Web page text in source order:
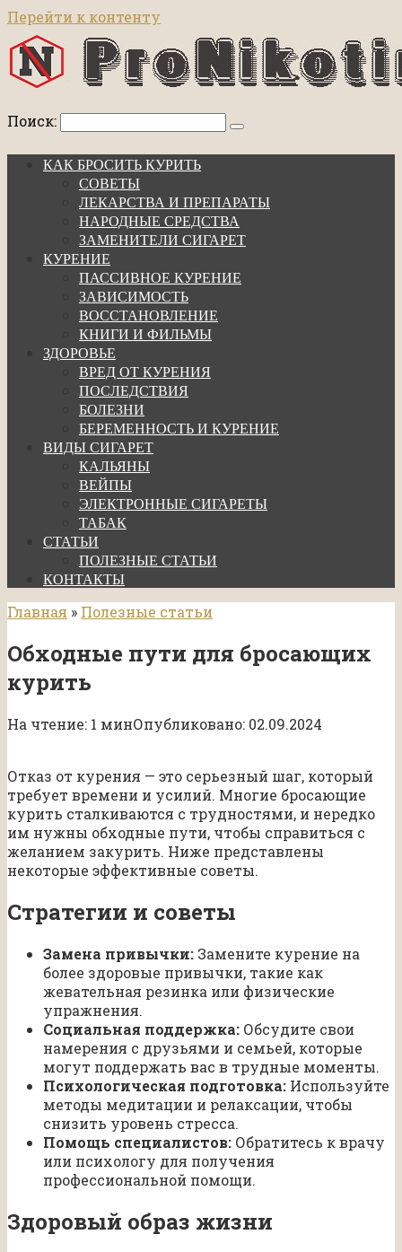
Перейти к контенту
Поиск:
КАК БРОСИТЬ КУРИТЬ
СОВЕТЫ
ЛЕКАРСТВА И ПРЕПАРАТЫ
НАРОДНЫЕ СРЕДСТВА
ЗАМЕНИТЕЛИ СИГАРЕТ
КУРЕНИЕ
ПАССИВНОЕ КУРЕНИЕ
ЗАВИСИМОСТЬ
ВОССТАНОВЛЕНИЕ
КНИГИ И ФИЛЬМЫ
ЗДОРОВЬЕ
ВРЕД ОТ КУРЕНИЯ
ПОСЛЕДСТВИЯ
БОЛЕЗНИ
БЕРЕМЕННОСТЬ И КУРЕНИЕ
ВИДЫ СИГАРЕТ
КАЛЬЯНЫ
ВЕЙПЫ
ЭЛЕКТРОННЫЕ СИГАРЕТЫ
ТАБАК
СТАТЬИ
ПОЛЕЗНЫЕ СТАТЬИ
КОНТАКТЫ
Главная » Полезные статьи
Обходные пути для бросающих
курить
На чтение: 1 минОпубликовано: 02.09.2024
Отказ от курения — это серьезный шаг, который
требует времени и усилий. Многие бросающие
курить сталкиваются с трудностями, и нередко
им нужны обходные пути, чтобы справиться с
желанием закурить. Ниже представлены
некоторые эффективные советы.
Стратегии и советы
Замена привычки: Замените курение на
более здоровые привычки, такие как
жевательная резинка или физические
упражнения.
Социальная поддержка: Обсудите свои
намерения с друзьями и семьей, которые
могут поддержать вас в трудные моменты.
Психологическая подготовка: Используйте
методы медитации и релаксации, чтобы
снизить уровень стресса.
Помощь специалистов: Обратитесь к врачу
или психологу для получения
профессиональной помощи.
Здоровый образ жизни